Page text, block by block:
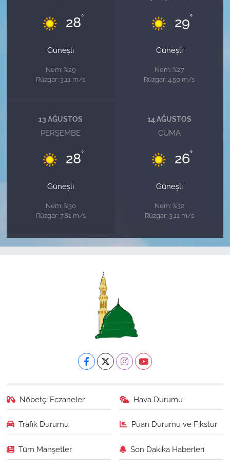
28°
Güneşli
Nem: %29
Rüzgar: 3.11 m/s
29°
Güneşli
Nem: %27
Rüzgar: 4.50 m/s
13 AĞUSTOS
PERŞEMBE
28°
Güneşli
Nem: %30
Rüzgar: 7.81 m/s
14 AĞUSTOS
CUMA
26°
Güneşli
Nem: %32
Rüzgar: 3.11 m/s
Nöbetçi Eczaneler Hava Durumu
Trafik Durumu Puan Durumu ve Fikstür
Tüm Manşetler Son Dakika Haberleri